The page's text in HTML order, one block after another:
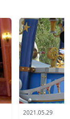
2021.05.29